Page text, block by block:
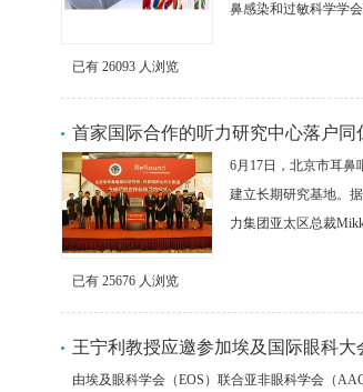
鼻感染和过敏科学学
已有 26093 人浏览
首家国际合作的听力研究中心落户同
6月17日，北京市耳
建立长期研究基地。
力集团亚太区总裁
已有 25676 人浏览
王宁利教授应邀参加埃及国际眼科
由埃及眼科学会（EOS）联合亚非眼科学会（